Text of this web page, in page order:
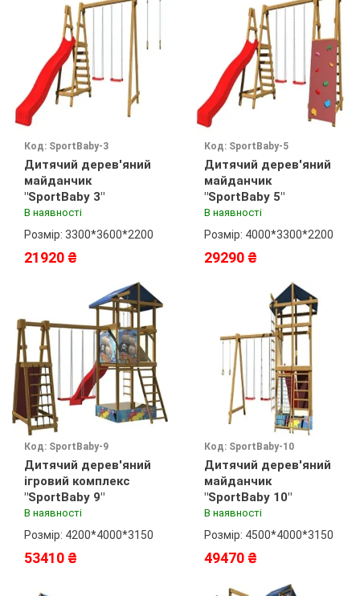
Код: SportBaby-3
Дитячий дерев'яний
майданчик
"SportBaby 3"
В наявності
Розмір: 3300*3600*2200
21920 ₴
Код: SportBaby-5
Дитячий дерев'яний
майданчик
"SportBaby 5"
В наявності
Розмір: 4000*3300*2200
29290 ₴
Код: SportBaby-9
Дитячий дерев'яний
ігровий комплекс
"SportBaby 9"
В наявності
Розмір: 4200*4000*3150
53410 ₴
Код: SportBaby-10
Дитячий дерев'яний
майданчик
"SportBaby 10"
В наявності
Розмір: 4500*4000*3150
49470 ₴